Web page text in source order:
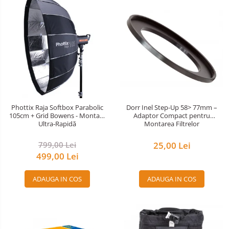
Accesorii Blitz-uri studio
Lampi lumina continua
Stative/boom-uri pentru lumini
Cleme blitz fasung lumina, spigoti
Fundaluri
Suporti pentru fundaluri
Umbrele
Declansatoare Radio si Infrarosu
Huse si genti pentru studio
Phottix Raja Softbox Parabolic
105cm + Grid Bowens - Montare
Ultra-Rapidă
799,00 Lei
499,00 Lei
ADAUGA IN COS
Dorr Inel Step-Up 58> 77mm –
Adaptor Compact pentru
Montarea Filtrelor
25,00 Lei
ADAUGA IN COS